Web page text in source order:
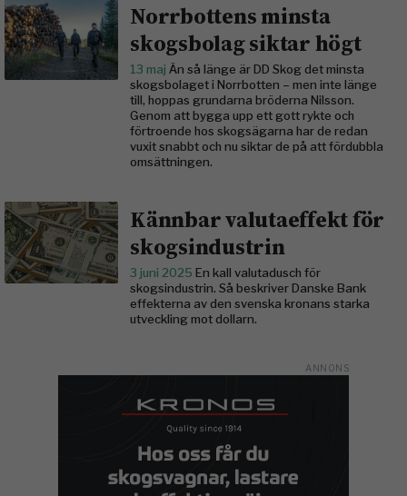
Norrbottens minsta
skogsbolag siktar högt
13 maj Än så länge är DD Skog det minsta
skogsbolaget i Norrbotten – men inte länge
till, hoppas grundarna bröderna Nilsson.
Genom att bygga upp ett gott rykte och
förtroende hos skogsägarna har de redan
vuxit snabbt och nu siktar de på att fördubbla
omsättningen.
Kännbar valutaeffekt för
skogsindustrin
3 juni 2025 En kall valutadusch för
skogsindustrin. Så beskriver Danske Bank
effekterna av den svenska kronans starka
utveckling mot dollarn.